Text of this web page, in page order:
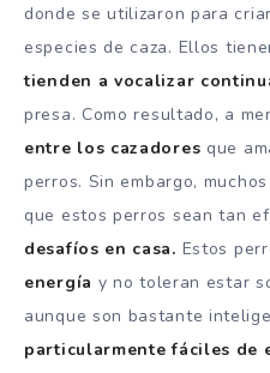
donde se utilizaron para
especies de caza. Ellos
tienden a vocalizar
presa. Como resultado, a
entre los cazadores que
perros. Sin embargo,
que estos perros sean tan
desafíos en casa. Estos
energía y no toleran estar
aunque son bastante
particularmente fáciles de